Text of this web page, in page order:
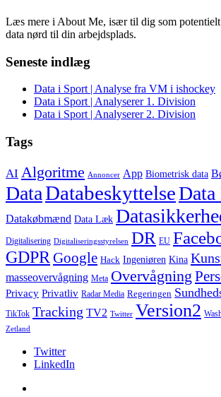
Læs mere i About Me, især til dig som
data nørd til din arbejdsplads.
Seneste indlæg
Data i Sport | Analyse fra VM i ishockey
Data i Sport | Analyserer 1. Division
Data i Sport | Analyserer 2. Division
Tags
AI Algoritme Annoncer App Biometrisk data
DataDatabeskyttelse
Datakøbmænd Data Læk
Digitalisering Digitaliseringsstyrelsen DR EU
GDPR Google Hack Ingeniøren Kina
masseovervågning Meta Overvågning
Privacy Privatliv Radar Media Regeringen
TikTok Tracking TV2 Twitter Version2
Zetland
Twitter
LinkedIn